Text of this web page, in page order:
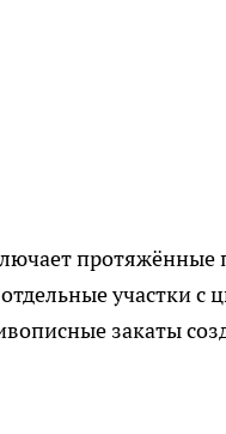
протяжённые
участки с
закаты